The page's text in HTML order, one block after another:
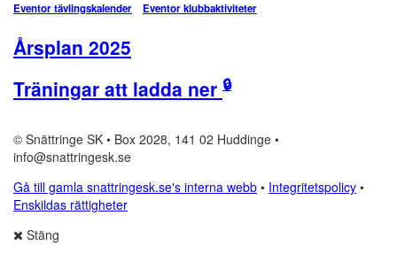
Eventor tävlingskalender Eventor klubbaktiviteter
Årsplan 2025
Träningar att ladda ner 🔒
© Snättringe SK • Box 2028, 141 02 Huddinge •
info@snattringesk.se
Gå till gamla snattringesk.se's interna webb • Integritetspolicy •
Enskildas rättigheter
Stäng